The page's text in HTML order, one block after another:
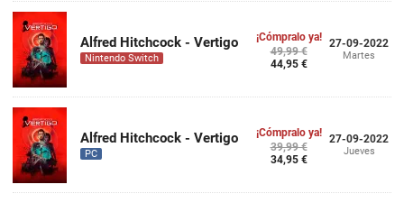
Alfred Hitchcock - Vertigo
Nintendo Switch
¡Cómpralo ya!
49,99 €
44,95 €
27-09-2022
Martes
Alfred Hitchcock - Vertigo
PC
¡Cómpralo ya!
39,99 €
34,95 €
27-09-2022
Jueves